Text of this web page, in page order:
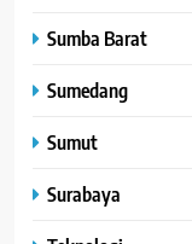
Sumba Barat
Sumedang
Sumut
Surabaya